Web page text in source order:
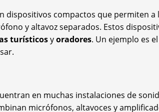
dispositivos compactos que permiten a
y altavoz separados. Estos
turísticosyoradores. Un ejemplo es
en muchas instalaciones de
micrófonos, altavoces y